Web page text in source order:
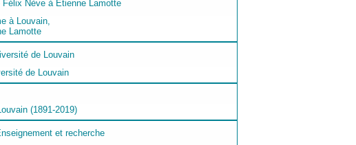
à Louvain,
Lamotte
de Louvain
(1891-2019)